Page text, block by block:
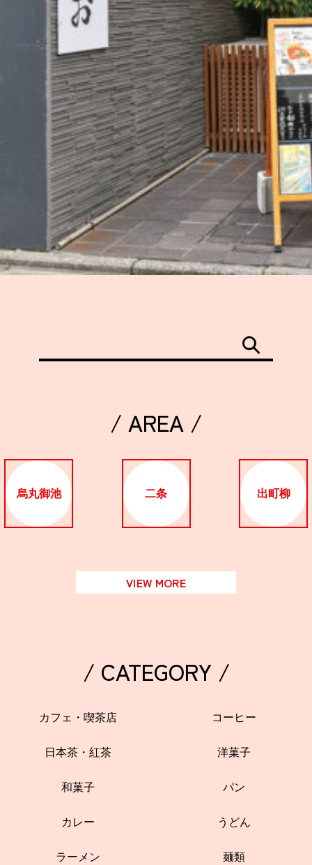
/ AREA /
烏丸御池 二条 出町柳
VIEW MORE
/ CATEGORY /
カフェ・喫茶店 コーヒー
日本茶・紅茶 洋菓子
和菓子 パン
カレー うどん
ラーメン 麺類